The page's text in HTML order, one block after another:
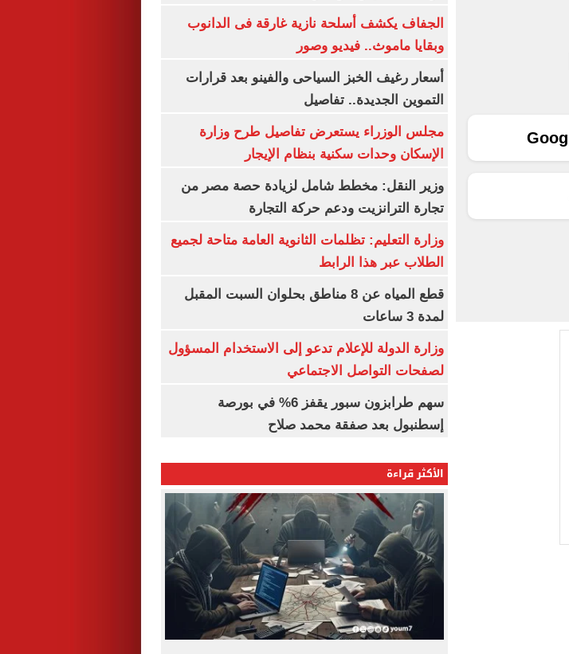
الجفاف يكشف أسلحة نازية غارقة فى الدانوب
وبقايا ماموث.. فيديو وصور
أسعار رغيف الخبز السياحى والفينو بعد قرارات
التموين الجديدة.. تفاصيل
مجلس الوزراء يستعرض تفاصيل طرح وزارة
الإسكان وحدات سكنية بنظام الإيجار
وزير النقل: مخطط شامل لزيادة حصة مصر من
تجارة الترانزيت ودعم حركة التجارة
وزارة التعليم: تظلمات الثانوية العامة متاحة لجميع
الطلاب عبر هذا الرابط
قطع المياه عن 8 مناطق بحلوان السبت المقبل
لمدة 3 ساعات
وزارة الدولة للإعلام تدعو إلى الاستخدام المسؤول
لصفحات التواصل الاجتماعي
سهم طرابزون سبور يقفز 6% في بورصة
إسطنبول بعد صفقة محمد صلاح
الأكثر قراءة